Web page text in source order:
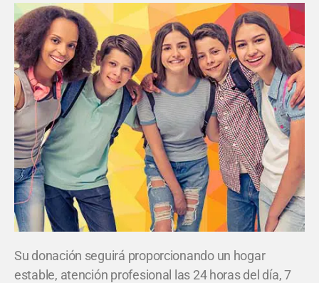
Su donación seguirá proporcionando un hogar
estable, atención profesional las 24 horas del día, 7